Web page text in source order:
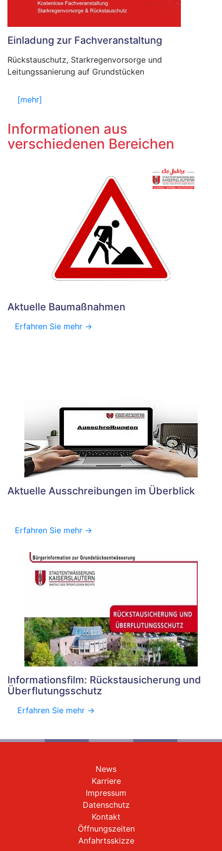
Einladung zur Fachveranstaltung
Rückstauschutz, Starkregenvorsorge und
Leitungssanierung auf Grundstücken
[mehr]
Informationen aus
verschiedenen Bereichen
Aktuelle Baumaßnahmen
Erfahren Sie mehr ->
Aktuelle Ausschreibungen im Überblick
Erfahren Sie mehr ->
Informationsfilm: Rückstausicherung und
Überflutungsschutz
Erfahren Sie mehr ->
News
Karriere
Impressum
Datenschutz
Kontakt
Öffnungszeiten
Anfahrtsskizze